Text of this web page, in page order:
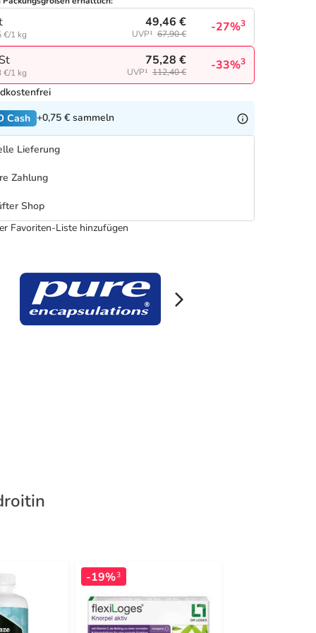
€/1 kg
49,46 €
UVP¹ 67,90 € -27%3
€/1 kg
75,28 €
UVP¹ 112,40 € -33%3
Cash +0,75 € sammeln
Lieferung
Zahlung
Shop
Favoriten-Liste hinzufügen
-19%3